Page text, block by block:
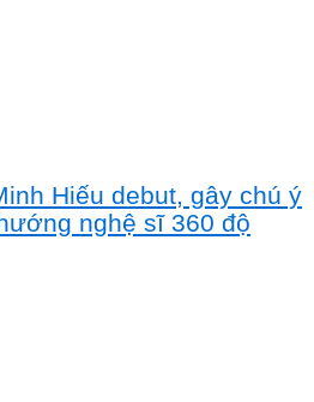
Hiếu debut, gây chú ý
nghệ sĩ 360 độ